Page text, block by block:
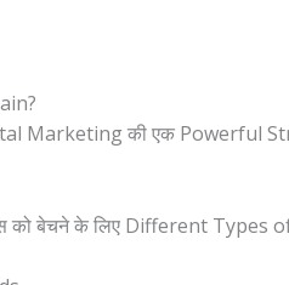
Marketing की एक
को बेचने के लिए Different Types